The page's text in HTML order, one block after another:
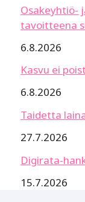
Osakeyhtiö-
tavoitteena
6.8.2026
Kasvu ei
6.8.2026
Taidetta
27.7.2026
Digirata-
15.7.2026